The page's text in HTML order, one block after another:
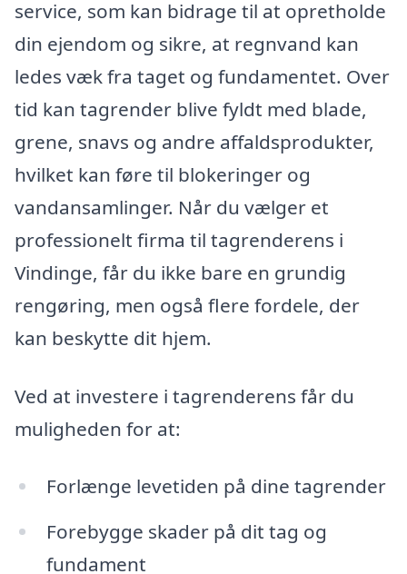
service, som kan bidrage til at opretholde
din ejendom og sikre, at regnvand kan
ledes væk fra taget og fundamentet. Over
tid kan tagrender blive fyldt med blade,
grene, snavs og andre affaldsprodukter,
hvilket kan føre til blokeringer og
vandansamlinger. Når du vælger et
professionelt firma til tagrenderens i
Vindinge, får du ikke bare en grundig
rengøring, men også flere fordele, der
kan beskytte dit hjem.
Ved at investere i tagrenderens får du
muligheden for at:
Forlænge levetiden på dine tagrender
Forebygge skader på dit tag og
fundament